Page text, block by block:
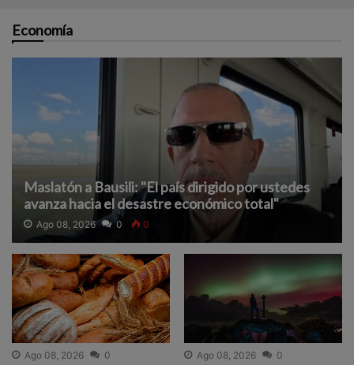
Economía
Maslatón a Bausili: "El país dirigido por ustedes
avanza hacia el desastre económico total"
Ago 08, 2026 0 0
Ago 08, 2026 0 Ago 08, 2026 0